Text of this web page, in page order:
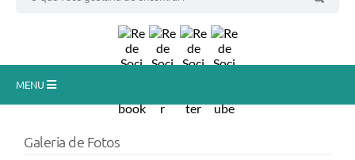
MENU
Município
Galeria de Fotos